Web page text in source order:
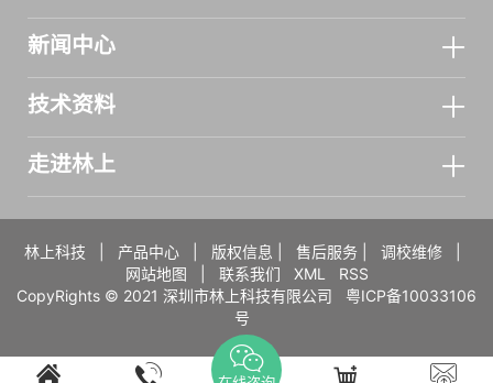
新闻中心
技术资料
走进林上
林上科技 产品中心| 版权信息 售后服务| 调校维修|
网站地图
联系我们 XML
RSS
CopyRights © 2021 深圳市林上科技有限公司 粤ICP备10033106
号